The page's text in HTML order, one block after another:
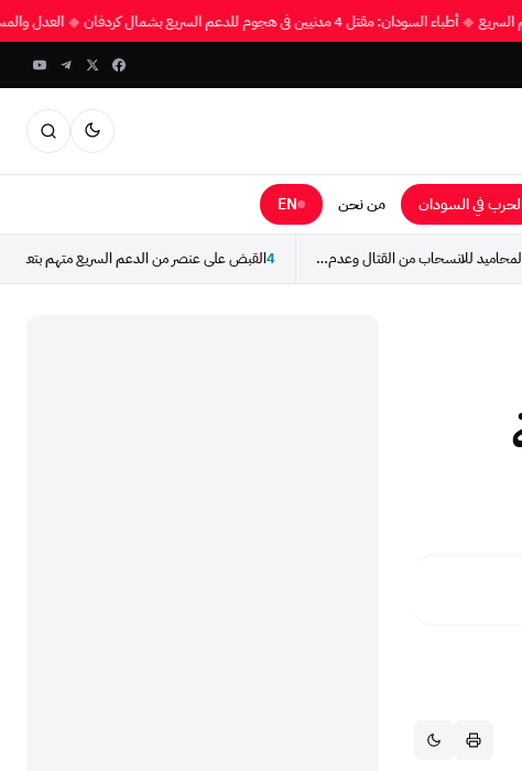
السريع ◆ أطباء السودان: مقتل 4 مدنيين في هجوم للدعم السريع بشمال كردفان ◆ العدل
في السودان من نحن EN
”هلال“ يدعو أبناء المحاميد للانسحاب من القتال وعدم الاستجابة... 4القبض على عنصر من الدعم السريع متهم